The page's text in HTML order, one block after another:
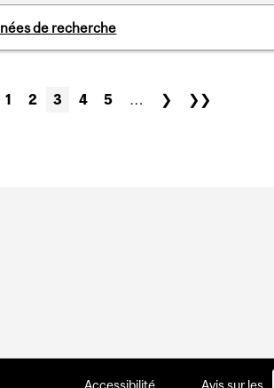
de recherche
1 2 3 4 5 … ❯ ❯❯
Accessibilité Avis sur les